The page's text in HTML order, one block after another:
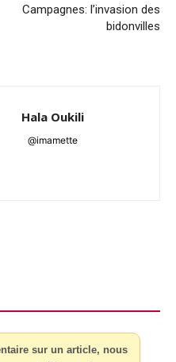
Campagnes: l’invasion des
bidonvilles
Hala Oukili
@imamette
sur un article, nous